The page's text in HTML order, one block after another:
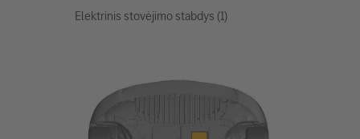
Elektrinis stovėjimo stabdys (1)